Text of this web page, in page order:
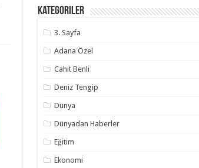
Kategoriler
3. Sayfa
Adana Özel
Cahit Benli
Deniz Tengip
Dünya
Dünyadan Haberler
Eğitim
Ekonomi